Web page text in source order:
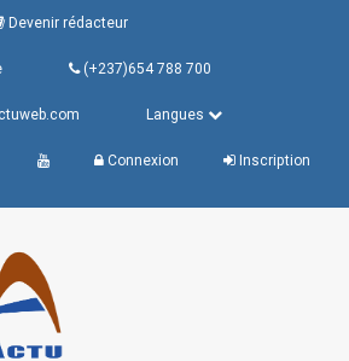
Devenir rédacteur
(+237)654 788 700
Langues
Connexion Inscription